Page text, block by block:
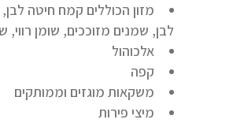
מזון הכוללים קמח חיטה
לבן, שמנים מזוככים, שומן רווי,
אלכוהול
קפה
משקאות מוגזים וממותקים
מיצי פירות